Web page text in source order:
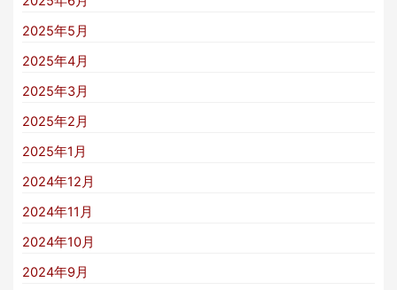
2025年5月
2025年4月
2025年3月
2025年2月
2025年1月
2024年12月
2024年11月
2024年10月
2024年9月